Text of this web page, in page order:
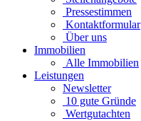
Pressestimmen
Kontaktformular
Über uns
Immobilien
Alle Immobilien
Leistungen
Newsletter
10 gute Gründe
Wertgutachten